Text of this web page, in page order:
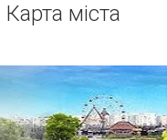
Карта міста